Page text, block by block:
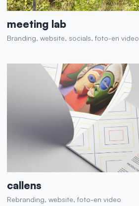
meeting lab
Branding, website, socials, foto-en video
callens
Rebranding, website, foto-en video